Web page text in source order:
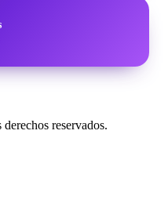
reservados.